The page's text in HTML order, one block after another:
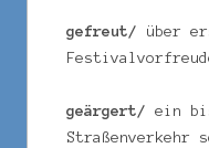
gefreut/ über
geärgert/ ein
Straßenverkehr